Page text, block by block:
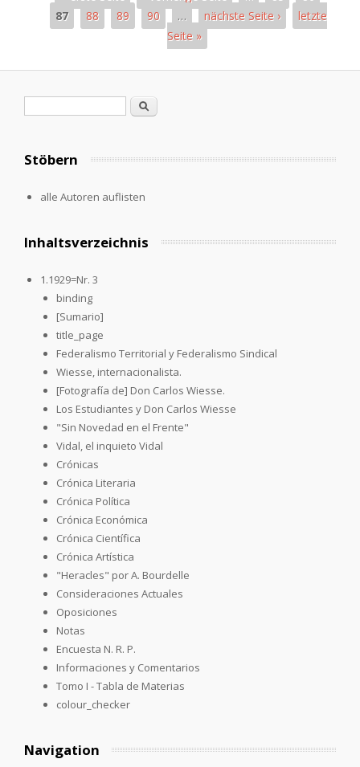
87
88 89 90 … nächste Seite ›
letzte
Seite »
Suche
Stöbern
alle Autoren auflisten
Inhaltsverzeichnis
1.1929=Nr. 3
binding
[Sumario]
title_page
Federalismo Territorial y Federalismo Sindical
Wiesse, internacionalista.
[Fotografía de] Don Carlos Wiesse.
Los Estudiantes y Don Carlos Wiesse
"Sin Novedad en el Frente"
Vidal, el inquieto Vidal
Crónicas
Crónica Literaria
Crónica Política
Crónica Económica
Crónica Científica
Crónica Artística
"Heracles" por A. Bourdelle
Consideraciones Actuales
Oposiciones
Notas
Encuesta N. R. P.
Informaciones y Comentarios
Tomo I - Tabla de Materias
colour_checker
Navigation